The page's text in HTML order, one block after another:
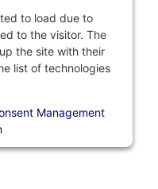
to load due to
to the visitor. The
the site with their
list of technologies
Management